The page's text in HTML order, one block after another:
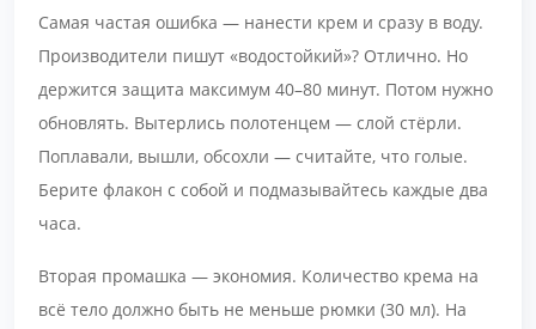
Самая частая ошибка — нанести крем и сразу в воду.
Производители пишут «водостойкий»? Отлично. Но
держится защита максимум 40–80 минут. Потом нужно
обновлять. Вытерлись полотенцем — слой стёрли.
Поплавали, вышли, обсохли — считайте, что голые.
Берите флакон с собой и подмазывайтесь каждые два
часа.
Вторая промашка — экономия. Количество крема на
всё тело должно быть не меньше рюмки (30 мл). На